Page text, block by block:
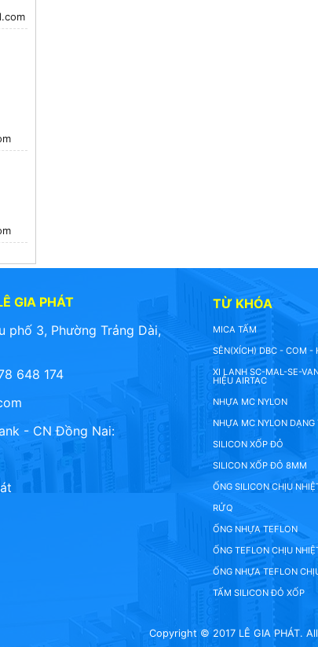
GIA PHÁT
phố 3, Phường Trảng Dài,
648 174
- CN Đồng Nai:
TỪ KHÓA
MICA TẤM
SÊN(XÍCH) DBC - COM -
XI LANH SC-MAL-SE-
HIỆU AIRTAC
NHỰA MC NYLON
NHỰA MC NYLON DẠNG
SILICON XỐP ĐỎ
SILICON XỐP ĐỎ 8MM
ỐNG SILICON CHỊU
RỬQ
ỐNG NHỰA TEFLON
ỐNG TEFLON CHỊU
ỐNG NHỰA TEFLON
TẤM SILICON ĐỎ XỐP
Copyright © 2017 LÊ GIA PHÁT.